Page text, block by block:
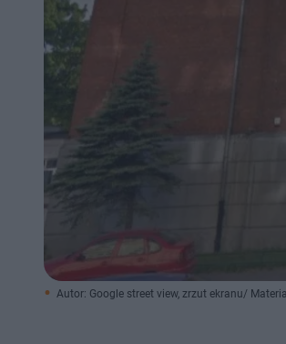
Autor: Google street view, zrzut ekranu/